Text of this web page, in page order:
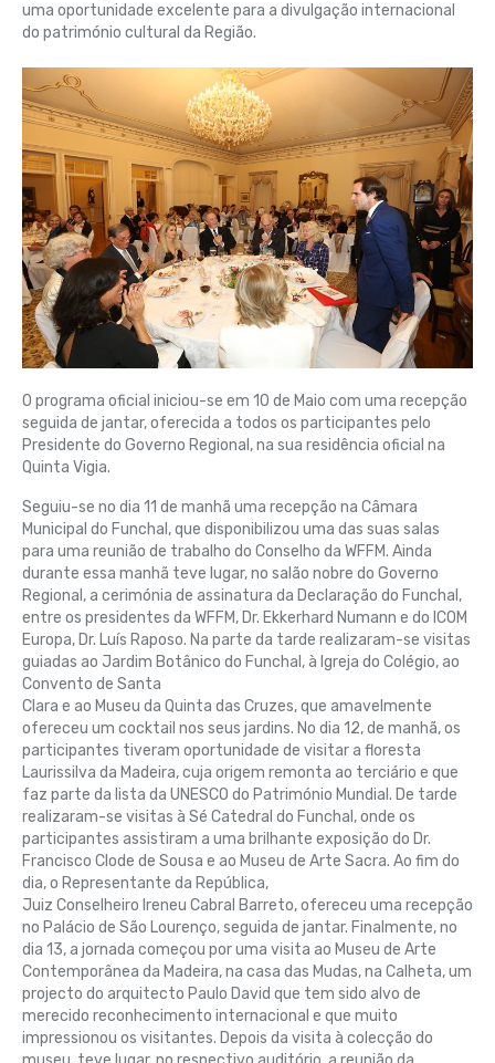
uma oportunidade excelente para a divulgação internacional
do património cultural da Região.
O programa oficial iniciou-se em 10 de Maio com uma recepção
seguida de jantar, oferecida a todos os participantes pelo
Presidente do Governo Regional, na sua residência oficial na
Quinta Vigia.
Seguiu-se no dia 11 de manhã uma recepção na Câmara
Municipal do Funchal, que disponibilizou uma das suas salas
para uma reunião de trabalho do Conselho da WFFM. Ainda
durante essa manhã teve lugar, no salão nobre do Governo
Regional, a cerimónia de assinatura da Declaração do Funchal,
entre os presidentes da WFFM, Dr. Ekkerhard Numann e do ICOM
Europa, Dr. Luís Raposo. Na parte da tarde realizaram-se visitas
guiadas ao Jardim Botânico do Funchal, à Igreja do Colégio, ao
Convento de Santa
Clara e ao Museu da Quinta das Cruzes, que amavelmente
ofereceu um cocktail nos seus jardins. No dia 12, de manhã, os
participantes tiveram oportunidade de visitar a floresta
Laurissilva da Madeira, cuja origem remonta ao terciário e que
faz parte da lista da UNESCO do Património Mundial. De tarde
realizaram-se visitas à Sé Catedral do Funchal, onde os
participantes assistiram a uma brilhante exposição do Dr.
Francisco Clode de Sousa e ao Museu de Arte Sacra. Ao fim do
dia, o Representante da República,
Juiz Conselheiro Ireneu Cabral Barreto, ofereceu uma recepção
no Palácio de São Lourenço, seguida de jantar. Finalmente, no
dia 13, a jornada começou por uma visita ao Museu de Arte
Contemporânea da Madeira, na casa das Mudas, na Calheta, um
projecto do arquitecto Paulo David que tem sido alvo de
merecido reconhecimento internacional e que muito
impressionou os visitantes. Depois da visita à colecção do